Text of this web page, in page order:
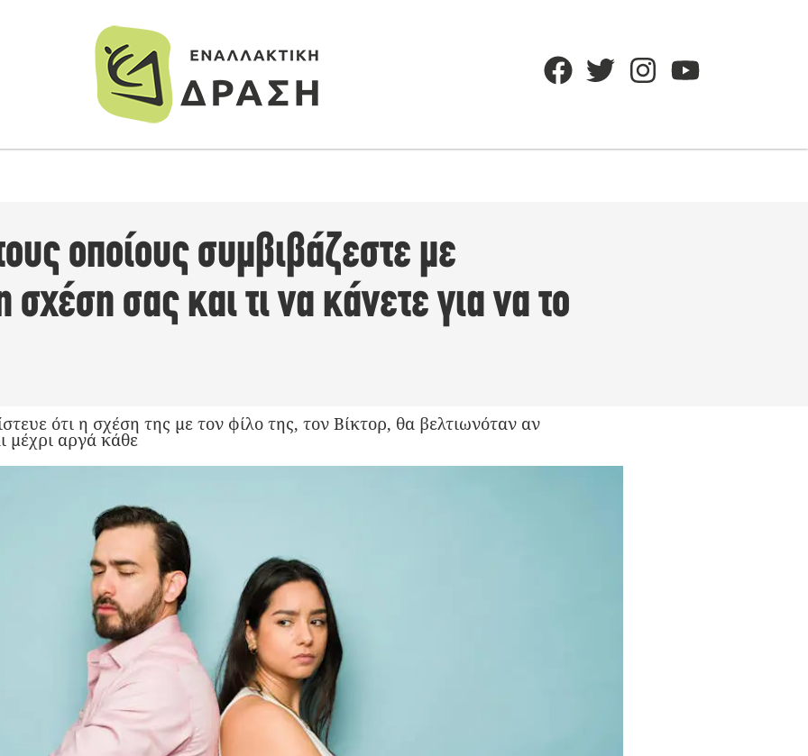
οποίους συμβιβάζεστε με
σχέση σας και τι να κάνετε για να το
ότι η σχέση της με τον φίλο της, τον Βίκτορ, θα βελτιωνόταν αν
μέχρι αργά κάθε